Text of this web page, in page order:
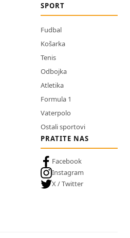
SPORT
Fudbal
Košarka
Tenis
Odbojka
Atletika
Formula 1
Vaterpolo
Ostali sportovi
PRATITE NAS
Facebook
Instagram
X / Twitter